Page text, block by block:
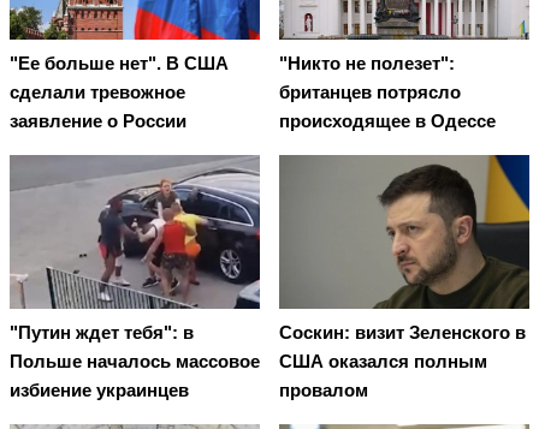
"Ее больше нет". В США
сделали тревожное
заявление о России
"Никто не полезет":
британцев потрясло
происходящее в Одессе
"Путин ждет тебя": в
Польше началось массовое
избиение украинцев
Соскин: визит Зеленского в
США оказался полным
провалом